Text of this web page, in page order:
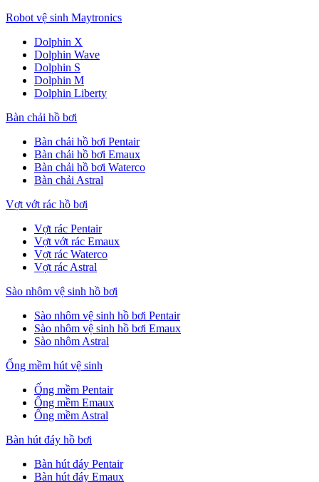
Robot vệ sinh Maytronics
Dolphin X
Dolphin Wave
Dolphin S
Dolphin M
Dolphin Liberty
Bàn chải hồ bơi
Bàn chải hồ bơi Pentair
Bàn chải hồ bơi Emaux
Bàn chải hồ bơi Waterco
Bàn chải Astral
Vợt vớt rác hồ bơi
Vợt rác Pentair
Vợt vớt rác Emaux
Vợt rác Waterco
Vợt rác Astral
Sào nhôm vệ sinh hồ bơi
Sào nhôm vệ sinh hồ bơi Pentair
Sào nhôm vệ sinh hồ bơi Emaux
Sào nhôm Astral
Ống mềm hút vệ sinh
Ống mềm Pentair
Ống mềm Emaux
Ống mềm Astral
Bàn hút đáy hồ bơi
Bàn hút đáy Pentair
Bàn hút đáy Emaux